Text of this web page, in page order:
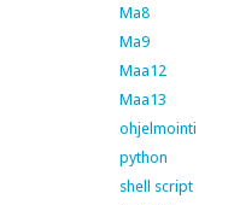
Ma8
Ma9
Maa12
Maa13
ohjelmointi
python
shell script